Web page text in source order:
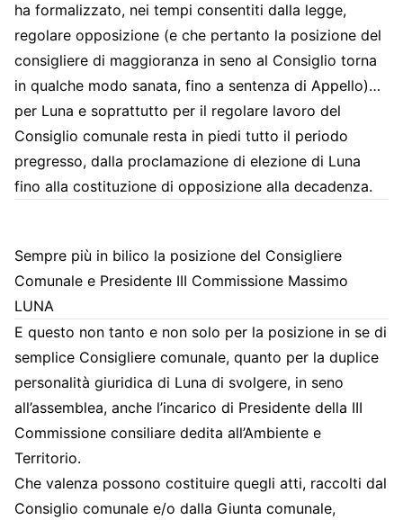
ha formalizzato, nei tempi consentiti dalla legge,
regolare opposizione (e che pertanto la posizione del
consigliere di maggioranza in seno al Consiglio torna
in qualche modo sanata, fino a sentenza di Appello)…
per Luna e soprattutto per il regolare lavoro del
Consiglio comunale resta in piedi tutto il periodo
pregresso, dalla proclamazione di elezione di Luna
fino alla costituzione di opposizione alla decadenza.
Sempre più in bilico la posizione del Consigliere
Comunale e Presidente III Commissione Massimo
LUNA
E questo non tanto e non solo per la posizione in se di
semplice Consigliere comunale, quanto per la duplice
personalità giuridica di Luna di svolgere, in seno
all’assemblea, anche l’incarico di Presidente della III
Commissione consiliare dedita all’Ambiente e
Territorio.
Che valenza possono costituire quegli atti, raccolti dal
Consiglio comunale e/o dalla Giunta comunale,